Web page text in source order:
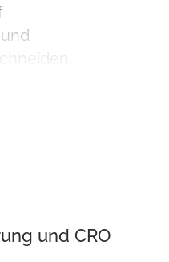
und CRO